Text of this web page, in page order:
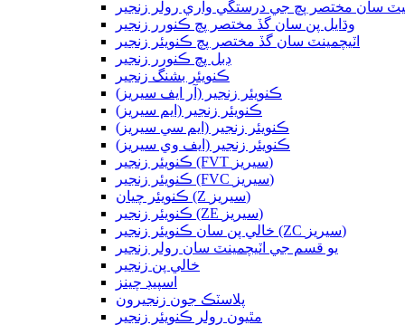
وڌايل پن سان گڏ مختصر پچ ڪنورر زنجير
اٽيچمينٽ سان گڏ مختصر پچ ڪنويئر زنجير
ڊبل پچ ڪنورر زنجير
ڪنويئر بشنگ زنجير
ڪنويئر زنجير (آر ايف سيريز)
ڪنويئر زنجير (ايم سيريز)
ڪنويئر زنجير (ايم سي سيريز)
ڪنويئر زنجير (ايف وي سيريز)
ڪنويئر زنجير (FVT سيريز)
ڪنويئر زنجير (FVC سيريز)
ڪنويئر چيان (Z سيريز)
ڪنويئر زنجير (ZE سيريز)
خالي پن سان ڪنويئر زنجير (ZC سيريز)
يو قسم جي اٽيچمينٽ سان رولر زنجير
خالي پن زنجير
اسپيڊ چينز
پلاسٽڪ جون زنجيرون
مٿيون رولر ڪنويئر زنجير